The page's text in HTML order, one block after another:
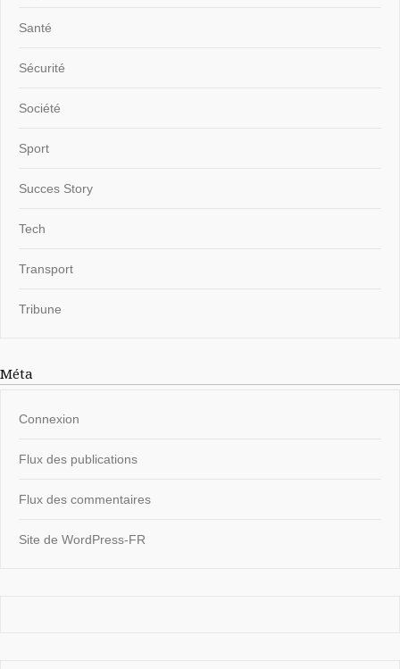
Santé
Sécurité
Société
Sport
Succes Story
Tech
Transport
Tribune
Méta
Connexion
Flux des publications
Flux des commentaires
Site de WordPress-FR